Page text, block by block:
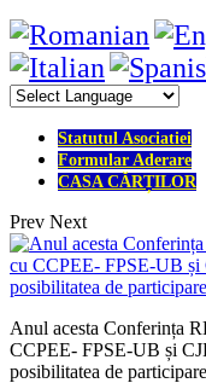
Statutul Asociatiei
Formular Aderare
CASA CĂRȚILOR
Prev Next
Anul acesta Conferința
CCPEE- FPSE-UB și
posibilitatea de